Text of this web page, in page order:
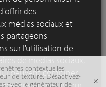
des
médias sociaux et
partageons
sur l'utilisation de
peuvent combiner
contextuelles
de texture. Désactivez-
avec le générateur de